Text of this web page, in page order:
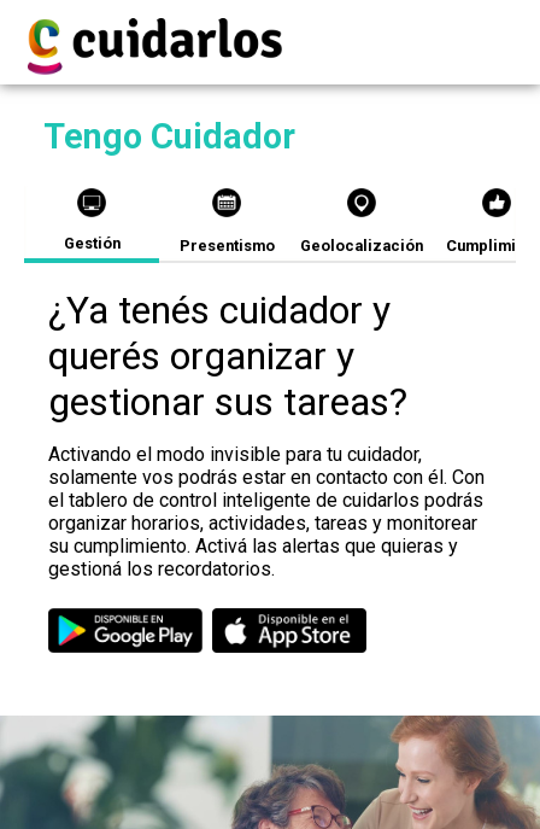
Tengo Cuidador
Gestión Presentismo Geolocalización
¿Ya tenés cuidador y
querés organizar y
gestionar sus tareas?
Activando el modo invisible para tu cuidador,
solamente vos podrás estar en contacto con él. Con
el tablero de control inteligente de cuidarlos podrás
organizar horarios, actividades, tareas y monitorear
su cumplimiento. Activá las alertas que quieras y
gestioná los recordatorios.